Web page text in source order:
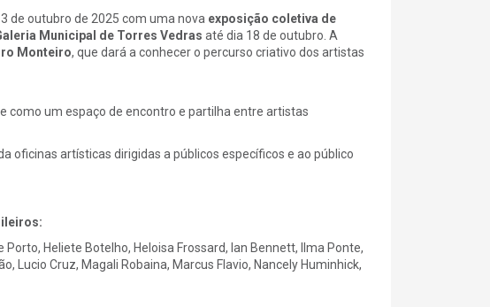
de outubro de 2025 com uma nova exposição coletiva de
Municipal de Torres Vedras até dia 18 de outubro. A
Monteiro, que dará a conhecer o percurso criativo dos artistas
como um espaço de encontro e partilha entre artistas
oficinas artísticas dirigidas a públicos específicos e ao público
Heliete Botelho, Heloisa Frossard, Ian Bennett, Ilma Ponte,
Lucio Cruz, Magali Robaina, Marcus Flavio, Nancely Huminhick,